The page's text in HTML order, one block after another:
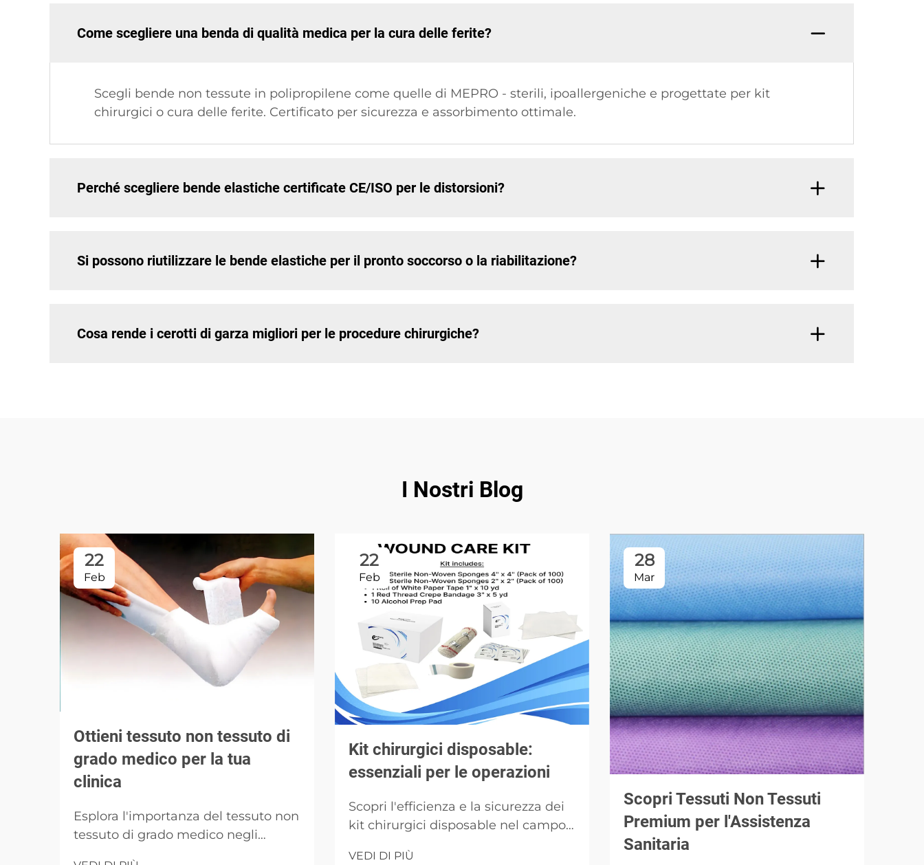
Come scegliere una benda di qualità medica per la cura delle ferite?
Scegli bende non tessute in polipropilene come quelle di MEPRO - sterili, ipoallergeniche e progettate per kit
chirurgici o cura delle ferite. Certificato per sicurezza e assorbimento ottimale.
Perché scegliere bende elastiche certificate CE/ISO per le distorsioni?
Si possono riutilizzare le bende elastiche per il pronto soccorso o la riabilitazione?
Cosa rende i cerotti di garza migliori per le procedure chirurgiche?
I Nostri Blog
22
Feb
Ottieni tessuto non tessuto di
grado medico per la tua
clinica
Esplora l'importanza del tessuto non
tessuto di grado medico negli
22
Feb
Kit chirurgici disposable:
essenziali per le operazioni
Scopri l'efficienza e la sicurezza dei
kit chirurgici disposable nel campo
componenti, benefici e impatto
VEDI DI PIÙ
28
Mar
Scopri Tessuti Non Tessuti
Premium per l'Assistenza
Sanitaria